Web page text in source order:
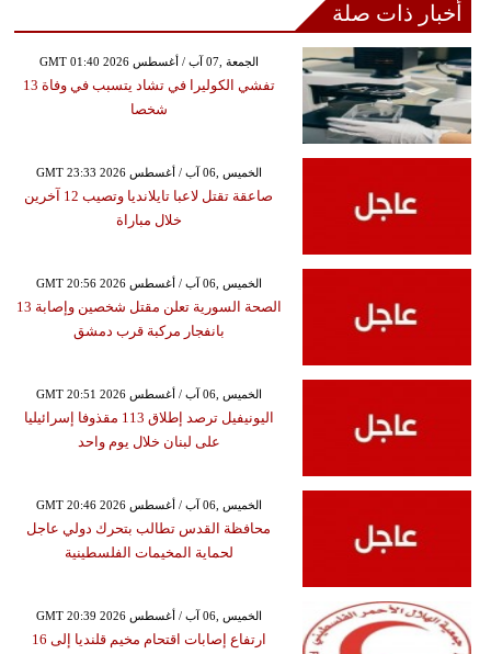
أخبار ذات صلة
GMT 01:40 2026 الجمعة ,07 آب / أغسطس
تفشي الكوليرا في تشاد يتسبب في وفاة 13
شخصا
GMT 23:33 2026 الخميس ,06 آب / أغسطس
صاعقة تقتل لاعبا تايلانديا وتصيب 12 آخرين
خلال مباراة
GMT 20:56 2026 الخميس ,06 آب / أغسطس
الصحة السورية تعلن مقتل شخصين وإصابة 13
بانفجار مركبة قرب دمشق
GMT 20:51 2026 الخميس ,06 آب / أغسطس
اليونيفيل ترصد إطلاق 113 مقذوفا إسرائيليا
على لبنان خلال يوم واحد
GMT 20:46 2026 الخميس ,06 آب / أغسطس
محافظة القدس تطالب بتحرك دولي عاجل
لحماية المخيمات الفلسطينية
GMT 20:39 2026 الخميس ,06 آب / أغسطس
ارتفاع إصابات اقتحام مخيم قلنديا إلى 16